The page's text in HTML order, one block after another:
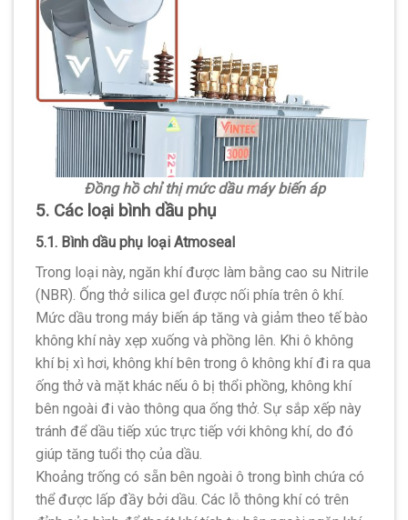
Đồng hồ chỉ thị mức dầu máy biến áp
5. Các loại bình dầu phụ
5.1. Bình dầu phụ loại Atmoseal
Trong loại này, ngăn khí được làm bằng cao su Nitrile
(NBR). Ống thở silica gel được nối phía trên ô khí.
Mức dầu trong máy biến áp tăng và giảm theo tế bào
không khí này xẹp xuống và phồng lên. Khi ô không
khí bị xì hơi, không khí bên trong ô không khí đi ra qua
ống thở và mặt khác nếu ô bị thổi phồng, không khí
bên ngoài đi vào thông qua ống thở. Sự sắp xếp này
tránh để dầu tiếp xúc trực tiếp với không khí, do đó
giúp tăng tuổi thọ của dầu.
Khoảng trống có sẵn bên ngoài ô trong bình chứa có
thể được lấp đầy bởi dầu. Các lỗ thông khí có trên